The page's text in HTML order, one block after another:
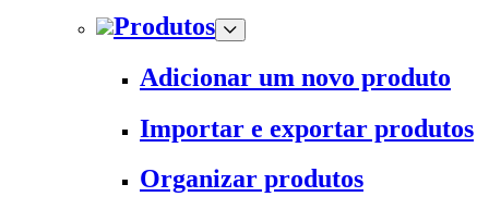
Produtos
Adicionar um novo produto
Importar e exportar produtos
Organizar produtos